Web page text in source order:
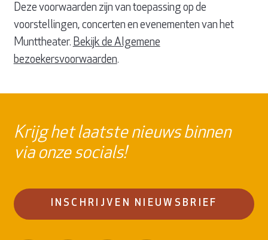
Deze voorwaarden zijn van toepassing op de
voorstellingen, concerten en evenementen van het
Munttheater. Bekijk de Algemene
bezoekersvoorwaarden.
Krijg het laatste nieuws binnen
via onze socials!
INSCHRIJVEN NIEUWSBRIEF